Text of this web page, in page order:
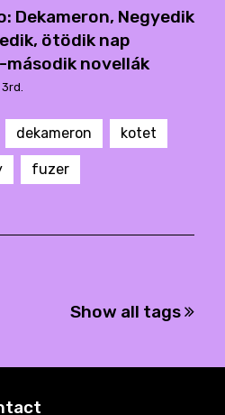
Dekameron, Negyedik
ötödik nap
második novellák
dekameron kotet
fuzer
Show all tags